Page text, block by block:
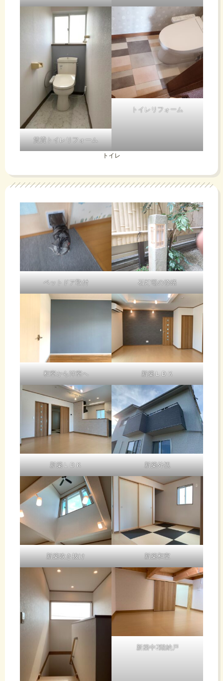
賃貸トイレリフォーム
トイレリフォーム
トイレ
ペットドア取付 石灯篭の修繕
和室から洋室へ 新築ＬＤＫ
新築ＬＤＫ 新築外観
新築吹き抜け 新築和室
新築中2階納戸